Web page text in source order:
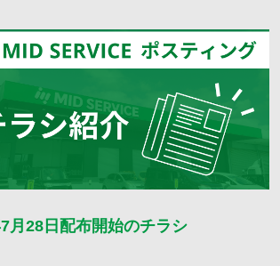
月28日配布開始のチラシ